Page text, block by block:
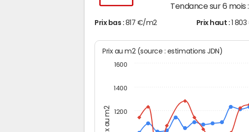
Tendance sur 6 mois :
Prix bas : 817 €/m2 Prix haut : 1
Prix au m2
Prix au m2 (source : estimations JDN)
1200
1400
1600